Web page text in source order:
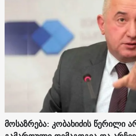
მოსაზრება: კობახიძის წერილი